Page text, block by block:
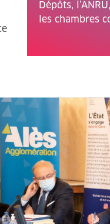
Dépôts,
les chambres